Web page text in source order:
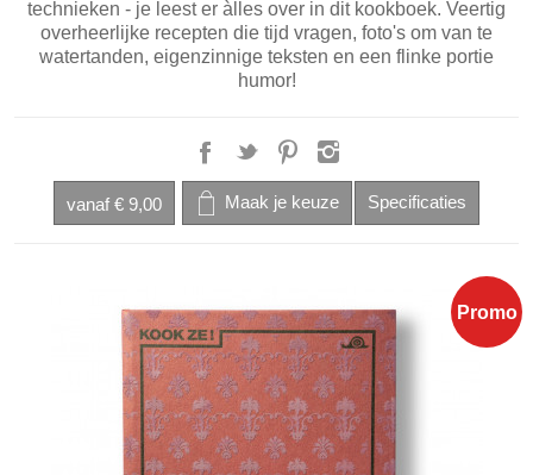
technieken - je leest er àlles over in dit kookboek. Veertig
overheerlijke recepten die tijd vragen, foto's om van te
watertanden, eigenzinnige teksten en een flinke portie
humor!
vanaf € 9,00
Promo